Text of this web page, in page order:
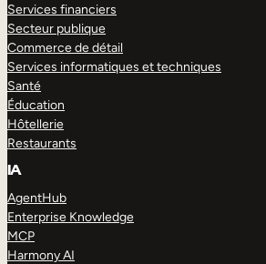
Services financiers
Secteur publique
Commerce de détail
Services informatiques et techniques
Santé
Éducation
Hôtellerie
Restaurants
IA
AgentHub
Enterprise Knowledge
MCP
Harmony AI